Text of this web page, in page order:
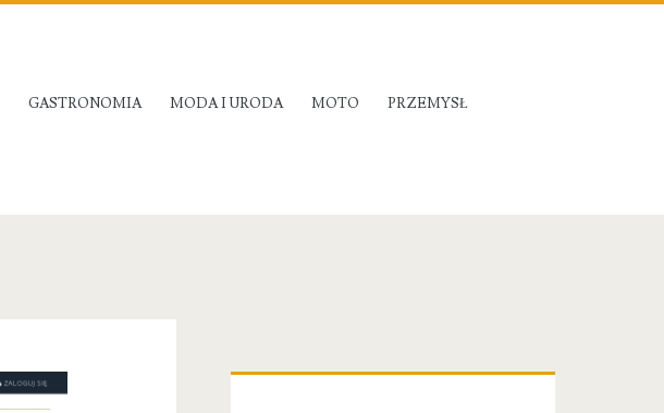
GASTRONOMIA MODA I URODA MOTO PRZEMYSŁ